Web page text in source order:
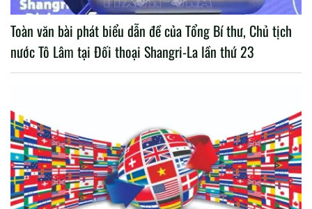
Toàn văn bài phát biểu dẫn đề của Tổng Bí thư, Chủ tịch
nước Tô Lâm tại Đối thoại Shangri-La lần thứ 23